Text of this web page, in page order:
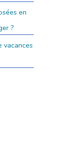
en
?
vacances